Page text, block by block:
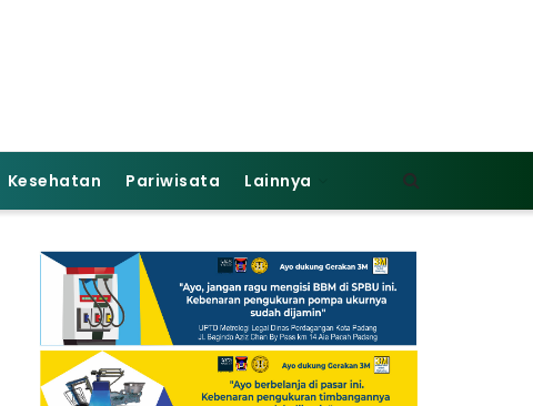
Kesehatan Pariwisata Lainnya